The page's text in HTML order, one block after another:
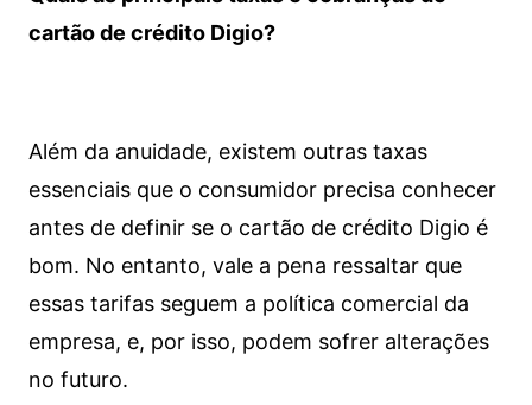
cartão de crédito Digio?
Além da anuidade, existem outras taxas
essenciais que o consumidor precisa conhecer
antes de definir se o cartão de crédito Digio é
bom. No entanto, vale a pena ressaltar que
essas tarifas seguem a política comercial da
empresa, e, por isso, podem sofrer alterações
no futuro.